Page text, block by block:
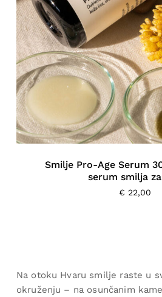
Smilje Pro-Age Serum
serum smilja
€ 22,00
Na otoku Hvaru smilje raste u
okruženju – na osunčanim